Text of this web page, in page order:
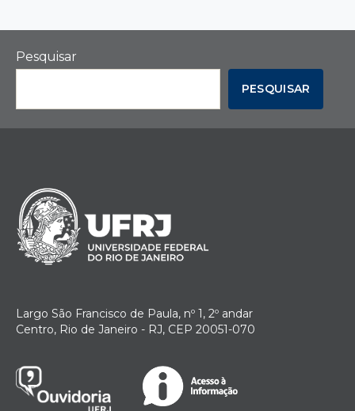
Pesquisar
PESQUISAR
Largo São Francisco de Paula, nº 1, 2º andar
Centro, Rio de Janeiro - RJ, CEP 20051-070